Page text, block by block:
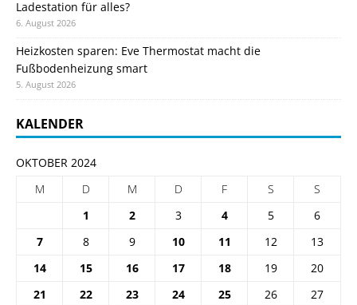
Ladestation für alles?
6. August 2026
Heizkosten sparen: Eve Thermostat macht die
Fußbodenheizung smart
5. August 2026
KALENDER
OKTOBER 2024
M
D M D F S
S
1
2 3 4 5
6
7
8 9 10 11 12
13
14
15 16 17 18 19
20
21
22 23 24 25 26
27